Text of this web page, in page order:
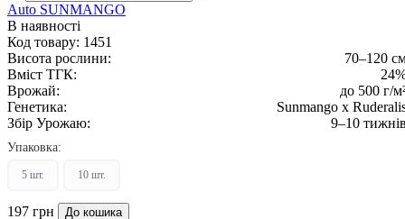
Auto SUNMANGO
В наявності
Код товару: 1451
Висота рослини:
70–120
Вміст ТГК:
Врожай:
до 500 г/
Генетика:
Sunmango x
Збір Урожаю:
9–10
Упаковка:
5 шт. 10 шт.
197 грн До кошика